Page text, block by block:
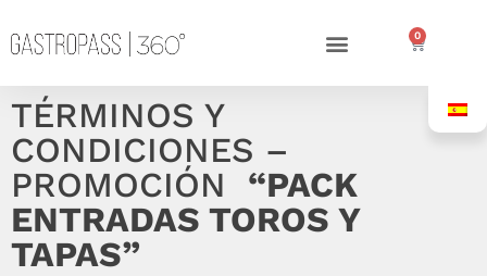
0
TÉRMINOS Y
CONDICIONES –
PROMOCIÓN “PACK
ENTRADAS TOROS Y
TAPAS”